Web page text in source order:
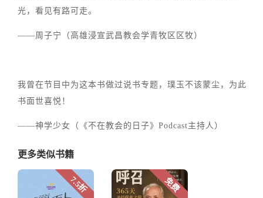
光，看见有路可走。
——周子宁（高雄浸宣武昌教会学青牧区区牧）
我曾在节目中为这本书做过说书专题，璞玉不该蒙尘，为此
书面世喜悦！
——神学少女（《不在教会的日子》Podcast主持人）
更多类似书籍